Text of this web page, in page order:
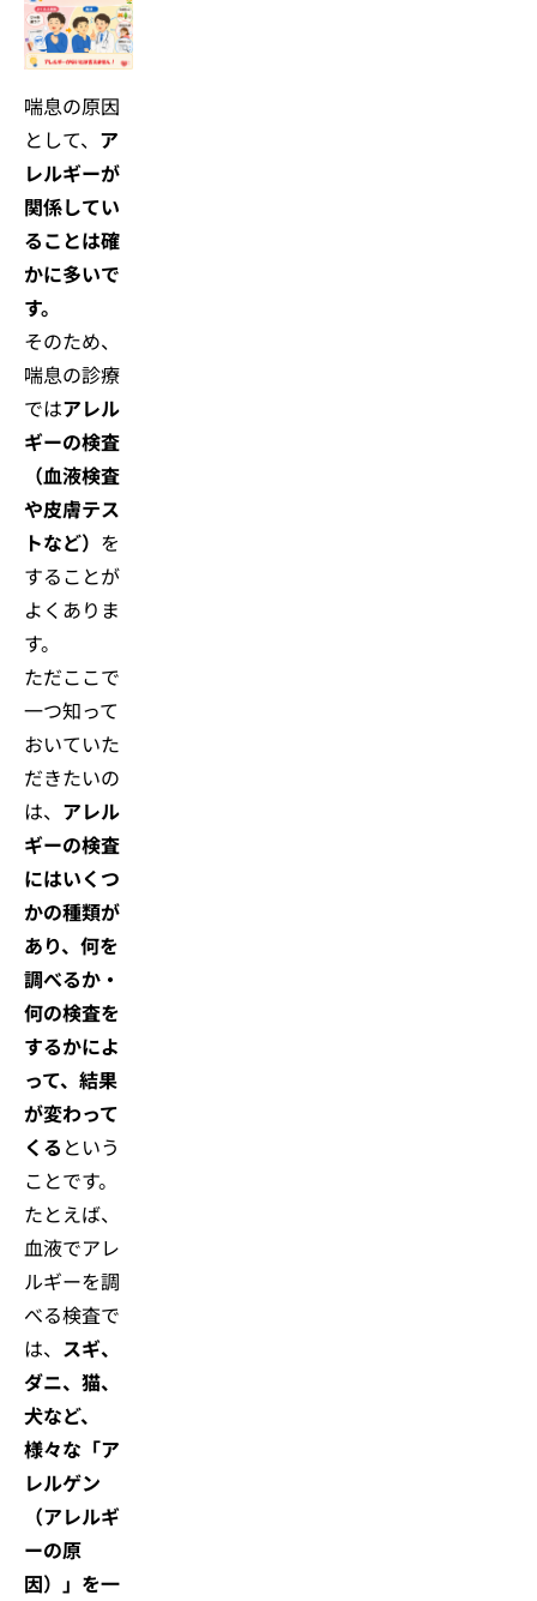
喘息の原因
として、 ア
レルギーが
関係してい
ることは確
かに多いで
す。
そのため、
喘息の診療
ではアレル
ギーの検査
（血液検査
や皮膚テス
トなど） を
することが
よくありま
す。
ただここで
一つ知って
おいていた
だきたいの
は、 アレル
ギーの検査
にはいくつ
かの種類が
あり、何を
調べるか・
何の検査を
するかによ
って、結果
が変わって
くる という
ことです。
たとえば、
血液でアレ
ルギーを調
べる検査で
は、 スギ、
ダニ、猫、
犬など、
様々な「ア
レルゲン
（アレルギ
ーの原
因）」を一